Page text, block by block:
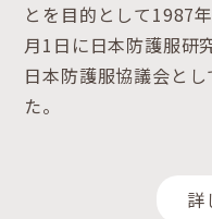
とを目的として1987
月1日に日本防護服研
日本防護服協議会と
た。
詳